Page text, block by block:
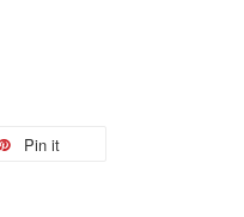
Pin it